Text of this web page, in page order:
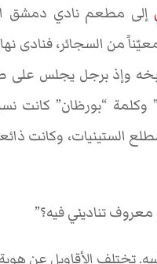
إلى مطعم نادي دمشق
من السجائر، فنادى
وإذ برجل يجلس على
“بورظان” كانت
الستينيات، وكانت
تناديني فيه؟”
تختلف الأقاويل عن